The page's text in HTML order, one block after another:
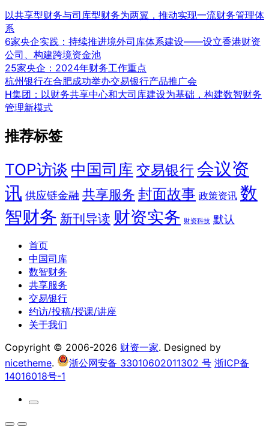
以共享型财务与司库型财务为两翼，推动实现一流财务管理体
系
6家央企实践：持续推进境外司库体系建设——设立香港财资
公司、构建跨境资金池
25家央企：2024年财务工作重点
杭州银行在合肥成功举办交易银行产品推广会
H集团：以财务共享中心和大司库建设为基础，构建数智财务
管理新模式
推荐标签
TOP访谈 中国司库 交易银行会议资
讯 供应链金融 共享服务 封面故事 政策资讯 数
智财务 新刊导读 财资实务 财资科技 默认
首页
中国司库
数智财务
共享服务
交易银行
约访/投稿/授课/讲座
关于我们
Copyright © 2006-2026 财资一家. Designed by
nicetheme. 浙公网安备 33010602011302 号 浙ICP备
14016018号-1